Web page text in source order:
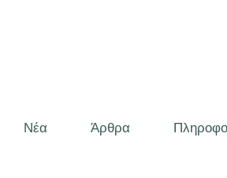
Νέα Άρθρα